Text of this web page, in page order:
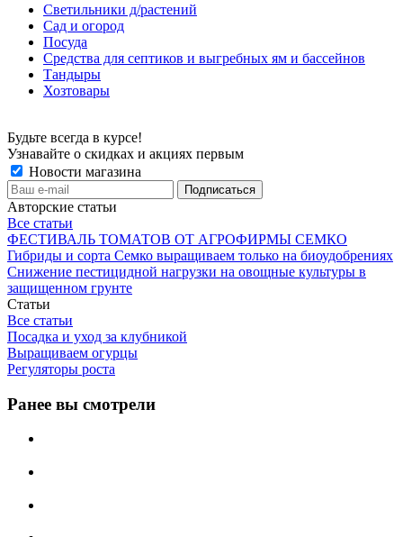
Светильники д/растений
Сад и огород
Посуда
Средства для септиков и выгребных ям и бассейнов
Тандыры
Хозтовары
Будьте всегда в курсе!
Узнавайте о скидках и акциях первым
Новости магазина
Авторские статьи
Все статьи
ФЕСТИВАЛЬ ТОМАТОВ ОТ АГРОФИРМЫ СЕМКО
Гибриды и сорта Семко выращиваем только на биоудобрениях
Снижение пестицидной нагрузки на овощные культуры в
защищенном грунте
Статьи
Все статьи
Посадка и уход за клубникой
Выращиваем огурцы
Регуляторы роста
Ранее вы смотрели